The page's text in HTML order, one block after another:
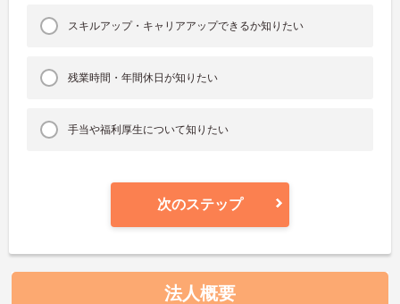
スキルアップ・キャリアアップできるか知りたい
残業時間・年間休日が知りたい
手当や福利厚生について知りたい
次のステップ
法人概要